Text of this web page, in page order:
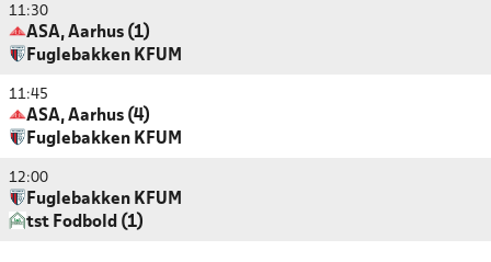
11:30
ASA, Aarhus (1)
Fuglebakken KFUM
11:45
ASA, Aarhus (4)
Fuglebakken KFUM
12:00
Fuglebakken KFUM
tst Fodbold (1)